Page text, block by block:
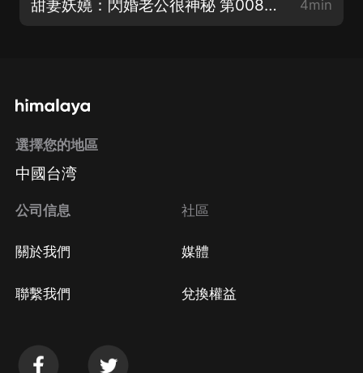
甜妻妖嬈：閃婚老公很神秘 第008集 救我 4min
選擇您的地區
中國台湾
公司信息
關於我們
聯繫我們
社區
媒體
兌換權益